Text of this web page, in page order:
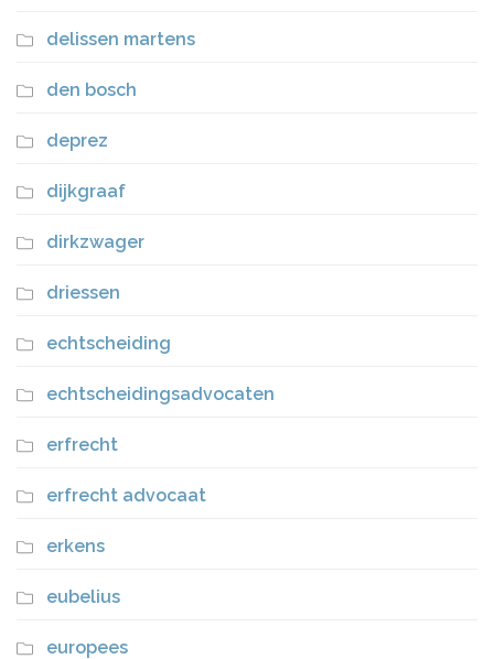
delissen martens
den bosch
deprez
dijkgraaf
dirkzwager
driessen
echtscheiding
echtscheidingsadvocaten
erfrecht
erfrecht advocaat
erkens
eubelius
europees